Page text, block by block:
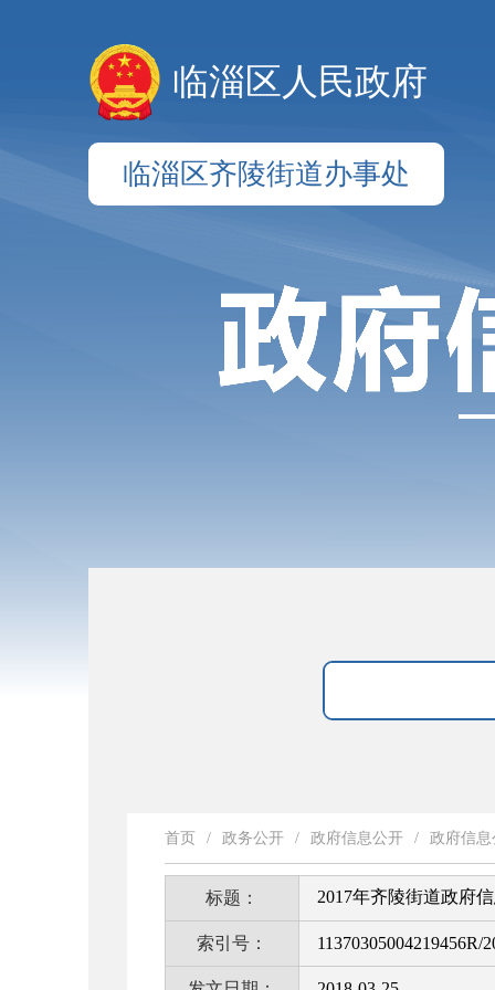
临淄区人民政府
临淄区齐陵街道办事处
首页 / 政务公开 / 政府信息公开 / 政府信
标题： 2017年齐陵街道政府
索引号： 11370305004219456R/